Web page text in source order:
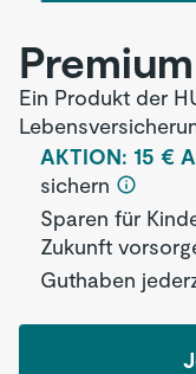
Ein Produkt der
AKTION: 15 €
sichern
Sparen für
Zukunft
Guthaben